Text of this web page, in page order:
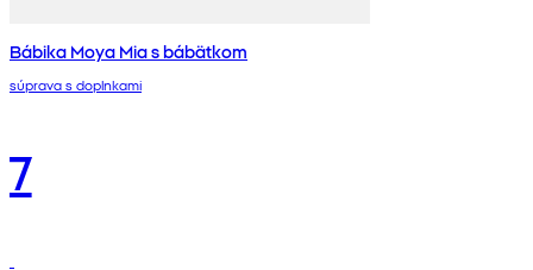
Bábika Moya Mia s bábätkom
súprava s doplnkami
7